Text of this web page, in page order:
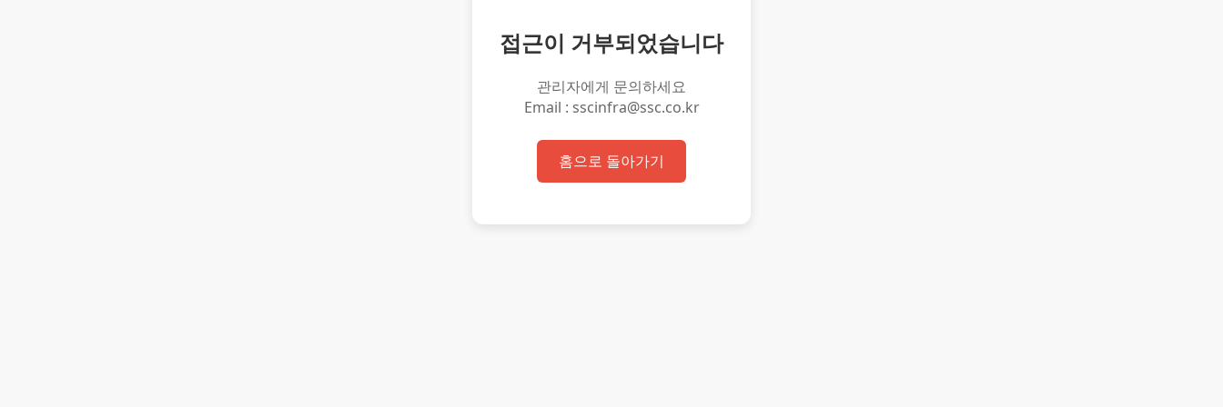
접근이 거부되었습니다
관리자에게 문의하세요
Email : sscinfra@ssc.co.kr
홈으로 돌아가기